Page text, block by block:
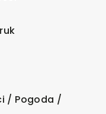
/ Pogoda /